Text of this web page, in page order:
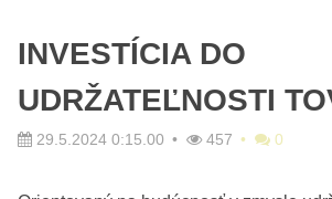
INVESTÍCIA DO
UDRŽATEĽNOSTI
29.5.2024 0:15.00 457 0